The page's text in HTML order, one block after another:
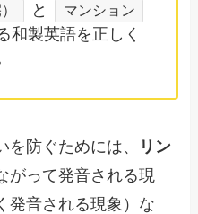
と マンション
和製英語を正しく
を防ぐためには、
リン
がって発音される現
発音される現象）な